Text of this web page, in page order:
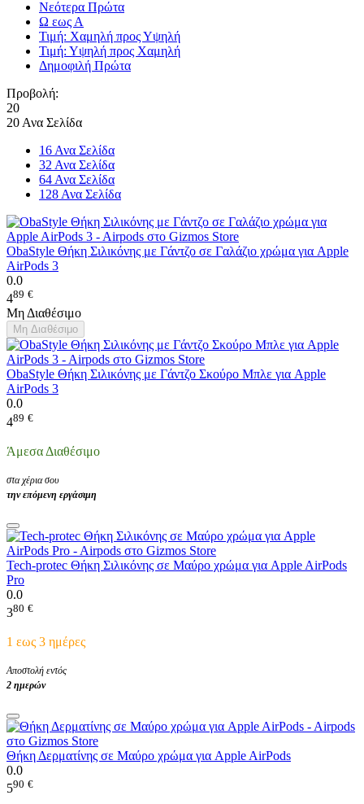
Νεότερα Πρώτα
Ω εως Α
Τιμή: Χαμηλή προς Υψηλή
Τιμή: Υψηλή προς Χαμηλή
Δημοφιλή Πρώτα
Προβολή:
20
20 Ανα Σελίδα
16 Ανα Σελίδα
32 Ανα Σελίδα
64 Ανα Σελίδα
128 Ανα Σελίδα
ObaStyle Θήκη Σιλικόνης με Γάντζο σε Γαλάζιο χρώμα για Apple
AirPods 3
0.0
489 €
Μη Διαθέσιμο
Μη Διαθέσιμο
ObaStyle Θήκη Σιλικόνης με Γάντζο Σκούρο Μπλε για Apple
AirPods 3
0.0
489 €
Άμεσα Διαθέσιμο
στα χέρια σου
την επόμενη εργάσιμη
Tech-protec Θήκη Σιλικόνης σε Μαύρο χρώμα για Apple AirPods
Pro
0.0
380 €
1 εως 3 ημέρες
Αποστολή εντός
2 ημερών
Θήκη Δερματίνης σε Μαύρο χρώμα για Apple AirPods
0.0
590 €